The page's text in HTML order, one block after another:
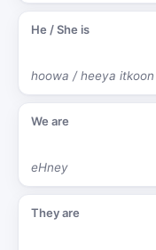
He / She is
hoowa / heeya itkoon
We are
eHney
They are